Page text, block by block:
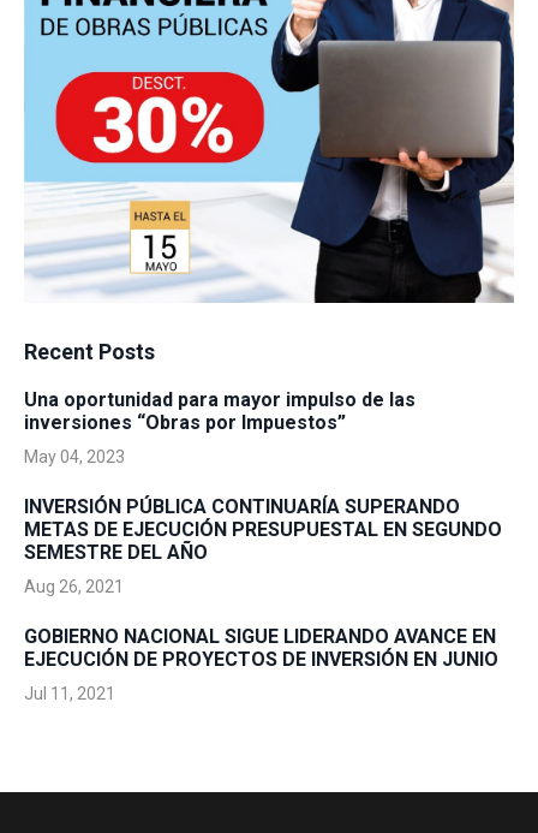
Recent Posts
Una oportunidad para mayor impulso de las
inversiones “Obras por Impuestos”
May 04, 2023
INVERSIÓN PÚBLICA CONTINUARÍA SUPERANDO
METAS DE EJECUCIÓN PRESUPUESTAL EN SEGUNDO
SEMESTRE DEL AÑO
Aug 26, 2021
GOBIERNO NACIONAL SIGUE LIDERANDO AVANCE EN
EJECUCIÓN DE PROYECTOS DE INVERSIÓN EN JUNIO
Jul 11, 2021